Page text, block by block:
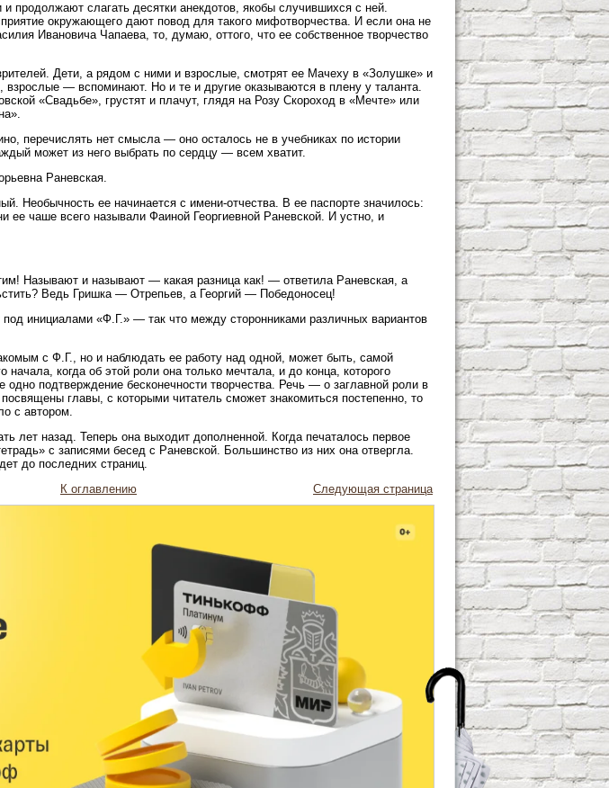
продолжают слагать десятки анекдотов, якобы случившихся с ней.
окружающего дают повод для такого мифотворчества. И если она не
Ивановича Чапаева, то, думаю, оттого, что ее собственное творчество
Дети, а рядом с ними и взрослые, смотрят ее Мачеху в «Золушке» и
— вспоминают. Но и те и другие оказываются в плену у таланта.
«Свадьбе», грустят и плачут, глядя на Розу Скороход в «Мечте» или
перечислять нет смысла — оно осталось не в учебниках по истории
может из него выбрать по сердцу — всем хватит.
Раневская.
Необычность ее начинается с имени-отчества. В ее паспорте значилось:
ее чаше всего называли Фаиной Георгиевной Раневской. И устно, и
Называют и называют — какая разница как! — ответила Раневская, а
Ведь Гришка — Отрепьев, а Георгий — Победоносец!
под инициалами «Ф.Г.» — так что между сторонниками различных вариантов
с Ф.Г., но и наблюдать ее работу над одной, может быть, самой
когда об этой роли она только мечтала, и до конца, которого
подтверждение бесконечности творчества. Речь — о заглавной роли в
главы, с которыми читатель сможет знакомиться постепенно, то
с автором.
лет назад. Теперь она выходит дополненной. Когда печаталось первое
с записями бесед с Раневской. Большинство из них она отвергла.
до последних страниц.
К оглавлению
Следующая страница